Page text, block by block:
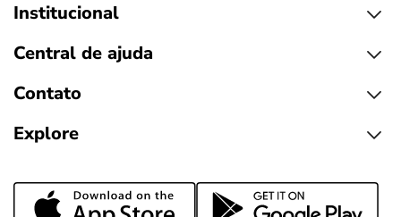
Institucional
Central de ajuda
Contato
Explore